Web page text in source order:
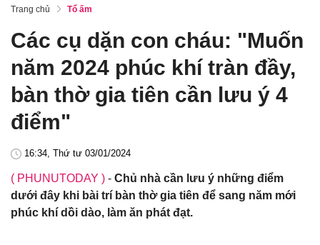
Trang chủ Tổ ấm
Các cụ dặn con cháu: "Muốn
năm 2024 phúc khí tràn đầy,
bàn thờ gia tiên cần lưu ý 4
điểm"
16:34, Thứ tư 03/01/2024
( PHUNUTODAY ) - Chủ nhà cần lưu ý những điểm
dưới đây khi bài trí bàn thờ gia tiên để sang năm mới
phúc khí dồi dào, làm ăn phát đạt.